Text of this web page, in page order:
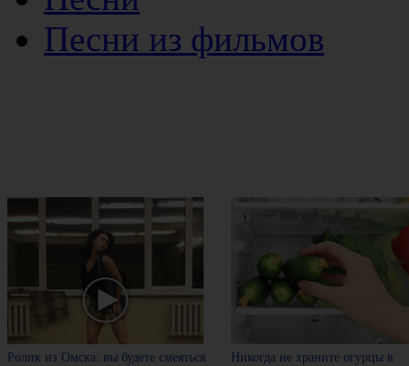
Песни из фильмов
Ролик из Омска: вы будете смеяться
Никогда не храните огурцы в